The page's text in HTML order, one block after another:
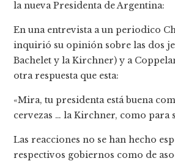
la nueva Presidenta de Argentina:
En una entrevista a un periodico
inquirió su opinión sobre las dos
Bachelet y la Kirchner) y a
otra respuesta que esta:
«Mira, tu presidenta está buena
cervezas … la Kirchner, como para
Las reacciones no se han hecho
respectivos gobiernos como de